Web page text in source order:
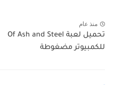
منذ عام
تحميل لعبة Of Ash and Steel
للكمبيوتر مضغوطة